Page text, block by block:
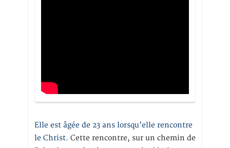
Elle est âgée de 23 ans lorsqu’elle rencontre
le Christ. Cette rencontre, sur un chemin de